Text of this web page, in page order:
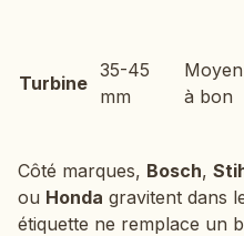
Turbine
35-45
mm
Moyen
à bon
Côté marques, Bosch,
ou Honda gravitent dans
étiquette ne remplace un